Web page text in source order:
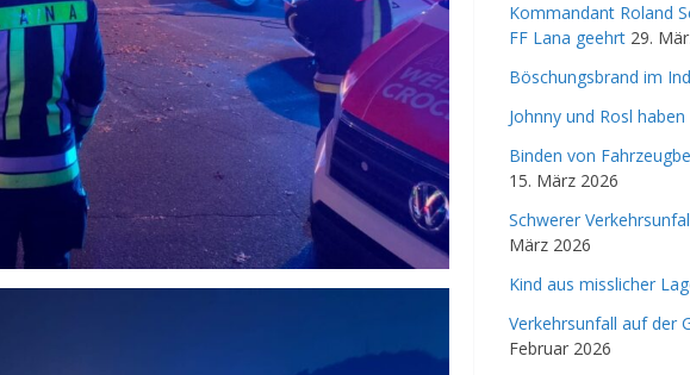
Kommandant Roland
FF Lana geehrt 29.
Böschungsbrand im
Johnny und Rosl
Binden von
15. März 2026
Schwerer
März 2026
Kind aus misslicher
Verkehrsunfall auf der
Februar 2026